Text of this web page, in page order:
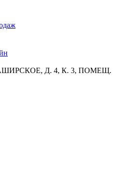
Д. 4, К. 3, ПОМЕЩ.